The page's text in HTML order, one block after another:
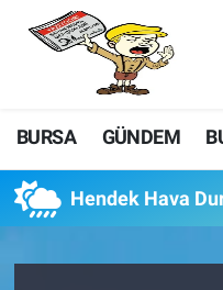
BURSA GÜNDEM
Hendek Hava